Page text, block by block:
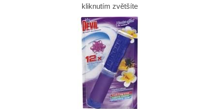
kliknutím zvětšíte